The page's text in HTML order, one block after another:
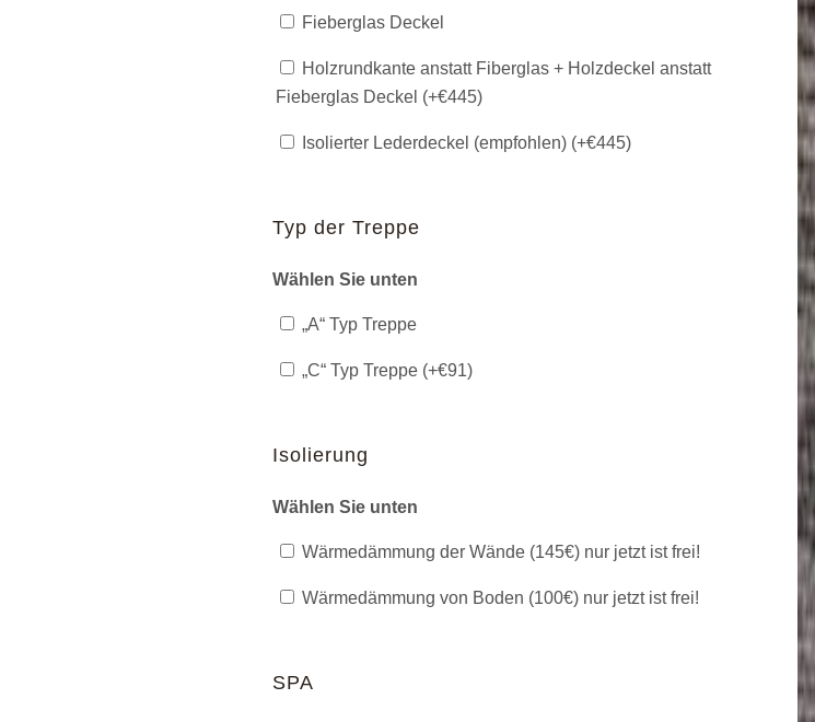
Fieberglas Deckel
Holzrundkante anstatt Fiberglas + Holzdeckel anstatt
Fieberglas Deckel (+€445)
Isolierter Lederdeckel (empfohlen) (+€445)
Typ der Treppe
Wählen Sie unten
„A“ Typ Treppe
„C“ Typ Treppe (+€91)
Isolierung
Wählen Sie unten
Wärmedämmung der Wände (145€) nur jetzt ist frei!
Wärmedämmung von Boden (100€) nur jetzt ist frei!
SPA